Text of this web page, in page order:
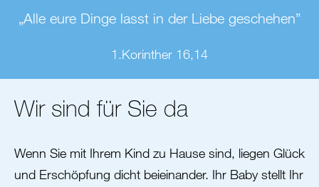
„Alle eure Dinge lasst in der Liebe geschehen”
1.Korinther 16,14
Wir sind für Sie da
Wenn Sie mit Ihrem Kind zu Hause sind, liegen Glück
und Erschöpfung dicht beieinander. Ihr Baby stellt Ihr